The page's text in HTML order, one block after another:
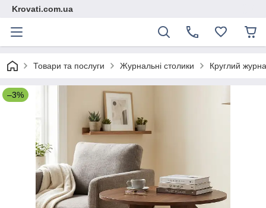
Krovati.com.ua
Товари та послуги Журнальні столики Круглий
–3%